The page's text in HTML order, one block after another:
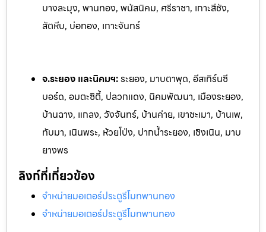
บางละมุง, พานทอง, พนัสนิคม, ศรีราชา, เกาะสีชัง,
สัตหีบ, บ่อทอง, เกาะจันทร์
จ.ระยอง และนิคมฯ:ระยอง, มาบตาพุด, อีสเทิร์นซี
บอร์ด, อมตะซิตี้, ปลวกแดง, นิคมพัฒนา, เมืองระยอง,
บ้านฉาง, แกลง, วังจันทร์, บ้านค่าย, เขาชะเมา, บ้านเพ,
ทับมา, เนินพระ, ห้วยโป่ง, ปากน้ำระยอง, เชิงเนิน, มาบ
ยางพร
ลิงก์ที่เกี่ยวข้อง
จำหน่ายมอเตอร์ประตูรีโมทพานทอง
จำหน่ายมอเตอร์ประตูรีโมทพานทอง